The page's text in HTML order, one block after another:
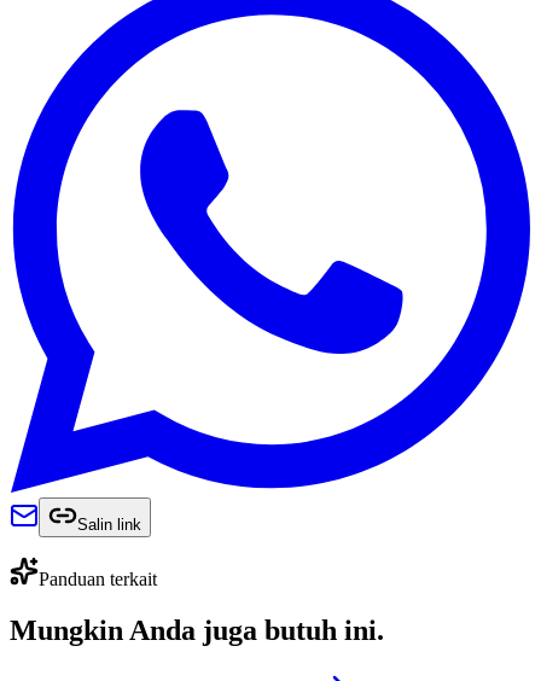
Salin link
Panduan terkait
Mungkin Anda juga butuh ini.